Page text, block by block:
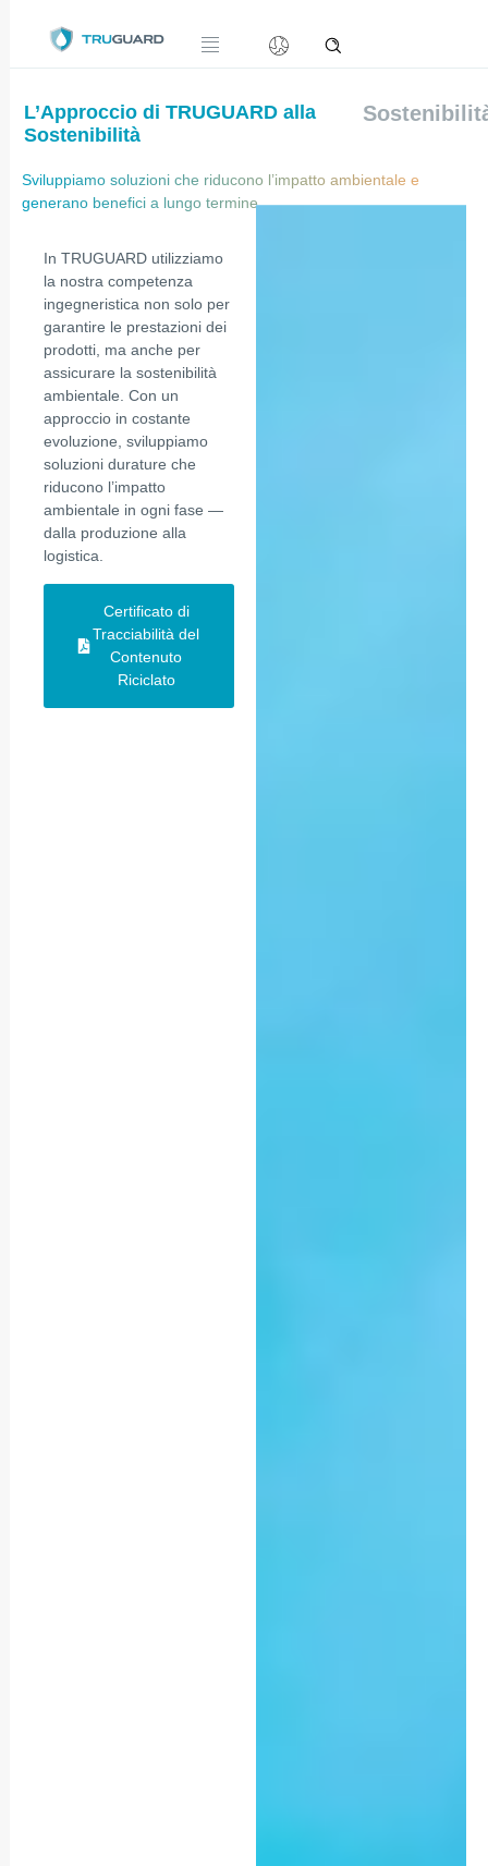
L’Approccio di TRUGUARD alla
Sostenibilità
Sviluppiamo soluzioni che riducono l’impatto ambientale e
generano benefici a lungo termine.
In TRUGUARD utilizziamo
la nostra competenza
ingegneristica non solo per
garantire le prestazioni dei
prodotti, ma anche per
assicurare la sostenibilità
ambientale. Con un
approccio in costante
evoluzione, sviluppiamo
soluzioni durature che
riducono l’impatto
ambientale in ogni fase —
dalla produzione alla
logistica.
Certificato di
Tracciabilità del
Contenuto
Riciclato